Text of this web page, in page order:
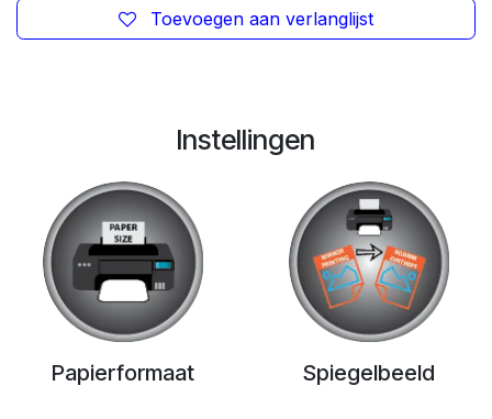
Toevoegen aan verlanglijst
Instellingen
Papierformaat Spiegelbeeld